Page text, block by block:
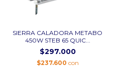
SIERRA CALADORA METABO
450W STEB 65 QUIC...
$297.000
$237.600 con